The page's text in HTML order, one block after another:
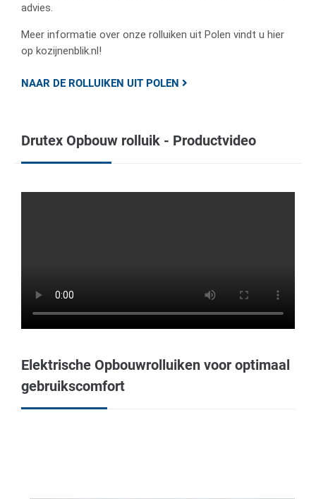
advies.
Meer informatie over onze rolluiken uit Polen vindt u hier
op kozijnenblik.nl!
NAAR DE ROLLUIKEN UIT POLEN
Drutex Opbouw rolluik - Productvideo
Elektrische Opbouwrolluiken voor optimaal
gebruikscomfort